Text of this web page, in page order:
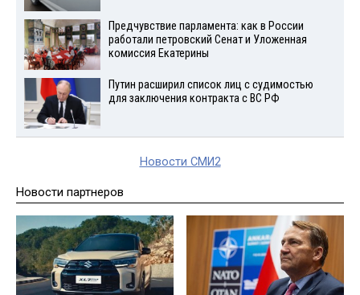
Предчувствие парламента: как в России
работали петровский Сенат и Уложенная
комиссия Екатерины
Путин расширил список лиц с судимостью
для заключения контракта с ВС РФ
Новости СМИ2
Новости партнеров